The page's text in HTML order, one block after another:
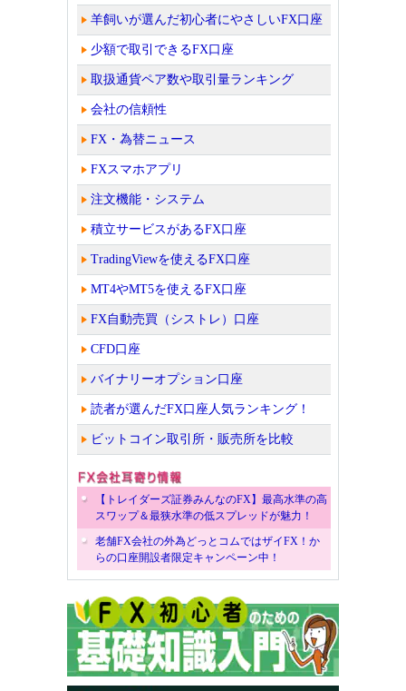
羊飼いが選んだ初心者にやさしいFX口座
少額で取引できるFX口座
取扱通貨ペア数や取引量ランキング
会社の信頼性
FX・為替ニュース
FXスマホアプリ
注文機能・システム
積立サービスがあるFX口座
TradingViewを使えるFX口座
MT4やMT5を使えるFX口座
FX自動売買（シストレ）口座
CFD口座
バイナリーオプション口座
読者が選んだFX口座人気ランキング！
ビットコイン取引所・販売所を比較
【トレイダーズ証券みんなのFX】最高水準の高
スワップ＆最狭水準の低スプレッドが魅力！
老舗FX会社の外為どっとコムではザイFX！か
らの口座開設者限定キャンペーン中！